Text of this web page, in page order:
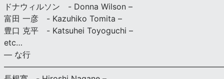
ドナウィルソン - Donna Wilson –
富田 一彦 - Kazuhiko Tomita –
豊口 克平 - Katsuhei Toyoguchi –
etc…
— な行